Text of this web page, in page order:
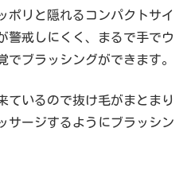
ポリと隠れるコンパクトサイ
警戒しにくく、まるで手でウ
でブラッシングができます。
ているので抜け毛がまとまり
サージするようにブラッシン